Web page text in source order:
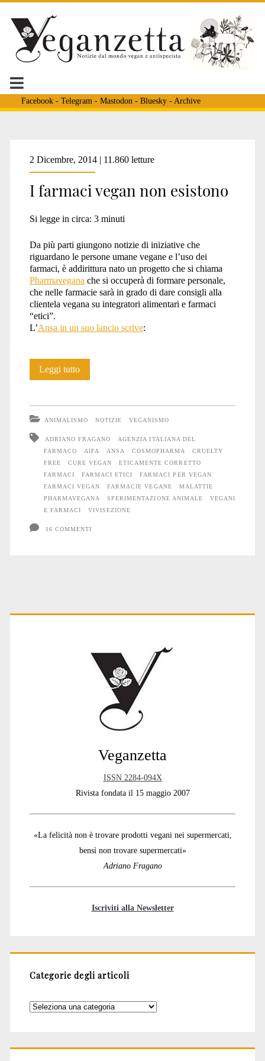
Facebook- Telegram - Mastodon - Bluesky- Archive
Tag:
<span>aifa</span>
2 Dicembre, 2014 | 11.860 letture
I farmaci vegan non esistono
Si legge in circa: 3 minuti
Da più parti giungono notizie di iniziative che
riguardano le persone umane vegane e l’uso dei
farmaci, è addirittura nato un progetto che si chiama
Pharmavegana che si occuperà di formare personale,
che nelle farmacie sarà in grado di dare consigli alla
clientela vegana su integratori alimentari e farmaci
“etici”.
L’Ansa in un suo lancio scrive:
Leggi tuttoI
esistono
ANIMALISMO NOTIZIE VEGANISMO
ADRIANO FRAGANO
AGENZIA ITALIANA DEL
FARMACO
AIFA ANSA COSMOPHARMA
CRUELTY
FREE
CURE VEGAN
ETICAMENTE CORRETTO
FARMACI
FARMACI ETICI
FARMACI PER VEGAN
FARMACI VEGAN
FARMACIE VEGANE
MALATTIE
PHARMAVEGANA
SPERIMENTAZIONE ANIMALE
VEGANI
E FARMACI
VIVISEZIONE
16 COMMENTI
Primary
Veganzetta
ISSN 2284-094X
Rivista fondata il 15 maggio 2007
«La felicità non è trovare prodotti vegani nei supermercati,
bensì non trovare supermercati»
Adriano Fragano
Iscriviti alla Newsletter
Categorie degli articoli
Categorie